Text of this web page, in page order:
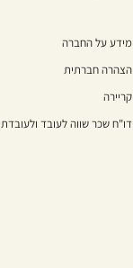
מידע על החברה
הצהרה חברתית
קריירה
דו"ח שכר שווה לעובד ולעובדת 2025